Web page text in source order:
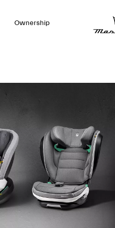
Ownership